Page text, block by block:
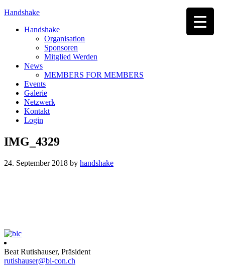
Handshake
Handshake
Organisation
Sponsoren
Mitglied Werden
News
MEMBERS FOR MEMBERS
Events
Galerie
Netzwerk
Kontakt
Login
IMG_4329
24. September 2018 by handshake
Beat Rutishauser, Präsident
rutishauser@bl-con.ch